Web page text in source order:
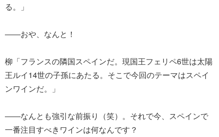
る。」
――おや、なんと！
柳「フランスの隣国スペインだ。現国王フェリペ6世は太陽
王ルイ14世の子孫にあたる。そこで今回のテーマはスペイ
ンワインだ。」
――なんとも強引な前振り（笑）。それで今、スペインで
一番注目すべきワインは何なんです？